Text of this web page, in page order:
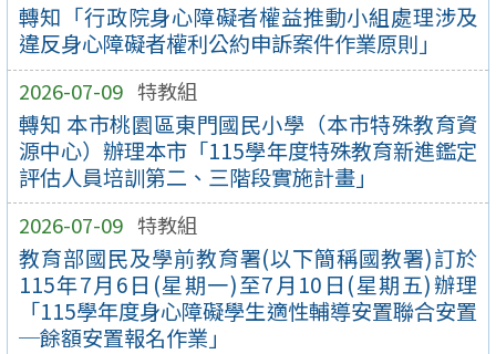
轉知「行政院身心障礙者權益推動小組處理涉及
違反身心障礙者權利公約申訴案件作業原則」
2026-07-09 特教組
轉知 本市桃園區東門國民小學（本市特殊教育資
源中心）辦理本市「115學年度特殊教育新進鑑定
評估人員培訓第二、三階段實施計畫」
2026-07-09 特教組
教育部國民及學前教育署(以下簡稱國教署)訂於
115年7月6日(星期一)至7月10日(星期五)辦理
「115學年度身心障礙學生適性輔導安置聯合安置
─餘額安置報名作業」